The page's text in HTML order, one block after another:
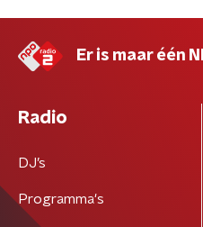
Er is maar één
Radio
DJ’s
Programma's